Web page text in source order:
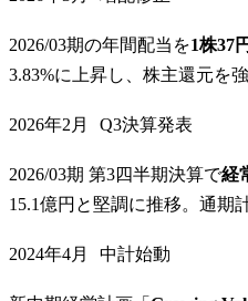
2026/03期の年間配当を1株37
3.83%に上昇し、株主還元を強
2026年2月 Q3決算発表
2026/03期 第3四半期決算で経
15.1億円と堅調に推移。通期
2024年4月 中計始動